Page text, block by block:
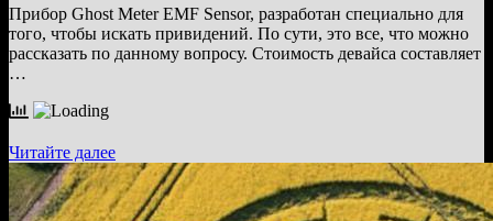
Прибор Ghost Meter EMF Sensor, разработан специально для
того, чтобы искать привидений. По сути, это все, что можно
рассказать по данному вопросу. Стоимость девайса составляет
…
Датчик
привидений
Ghost
Meter
Читайте далее